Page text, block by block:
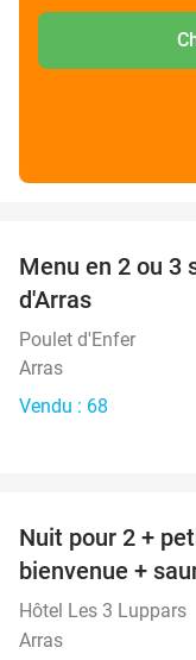
Menu en 2 ou 3
d'Arras
Poulet d'Enfer
Arras
Vendu : 68
Nuit pour 2 +
bienvenue +
Hôtel Les 3 Luppars
Arras